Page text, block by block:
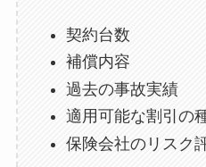
契約台数
補償内容
過去の事故実績
適用可能な割引の
保険会社のリスク